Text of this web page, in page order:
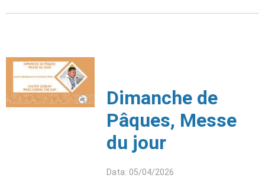
Dimanche de
Pâques, Messe
du jour
Data: 05/04/2026